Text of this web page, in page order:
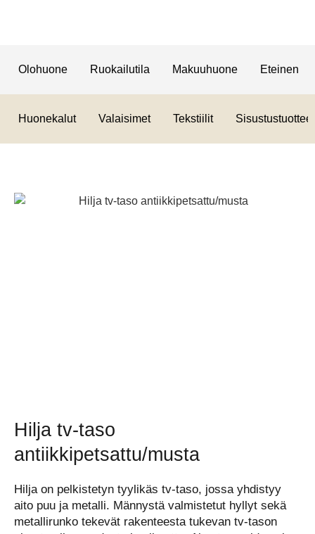
Olohuone Ruokailutila Makuuhuone Eteinen
Huonekalut Valaisimet Tekstiilit Sisustustuotteet
Hilja tv-taso
antiikkipetsattu/musta
Hilja on pelkistetyn tyylikäs tv-taso, jossa yhdistyy
aito puu ja metalli. Männystä valmistetut hyllyt sekä
metallirunko tekevät rakenteesta tukevan tv-tason